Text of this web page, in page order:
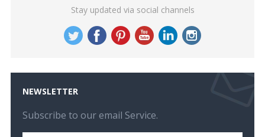
Stay updated via social channels
NEWSLETTER
Subscribe to our email Service.